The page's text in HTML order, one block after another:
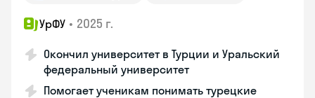
УрФУ • 2025 г.
Окончил университет в Турции и Уральский
федеральный университет
Помогает ученикам понимать турецкие